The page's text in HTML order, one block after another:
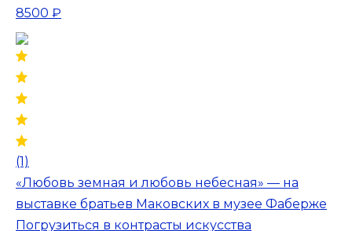
8500 ₽
(1)
«Любовь земная и любовь небесная» — на
выставке братьев Маковских в музее Фаберже
Погрузиться в контрасты искусства